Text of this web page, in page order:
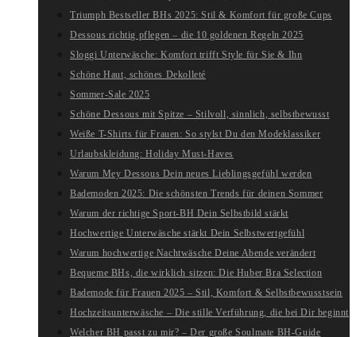
Triumph Bestseller BHs 2025: Stil & Komfort für große Cups
Dessous richtig pflegen – die 10 goldenen Regeln 2025
Sloggi Unterwäsche: Komfort trifft Style für Sie & Ihn
Schöne Haut, schönes Dekolleté
Sommer-Sale 2025
Schöne Dessous mit Spitze – Stilvoll, sinnlich, selbstbewusst
Weiße T-Shirts für Frauen: So stylst Du den Modeklassiker
Urlaubskleidung: Holiday Must-Haves
Warum Mey Dessous Dein neues Lieblingsgefühl werden
Bademoden 2025: Die schönsten Trends für deinen Sommer
Warum der richtige Sport-BH Dein Selbstbild stärkt
Hochwertige Unterwäsche stärkt Dein Selbstwertgefühl
Warum hochwertige Nachtwäsche Deine Abende verändert
Bequeme BHs, die wirklich sitzen: Die Huber Bra Selection
Bademode für Frauen 2025 – Stil, Komfort & Selbstbewusstsein
Hochzeitsunterwäsche – Die stille Verführung, die bei Dir beginnt
Welcher BH passt zu mir? – Der große Soulmate BH-Guide